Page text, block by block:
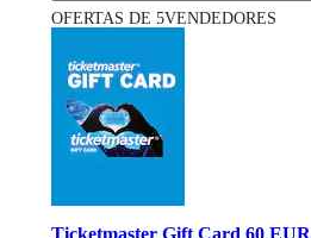
OFERTAS DE 5VENDEDORES